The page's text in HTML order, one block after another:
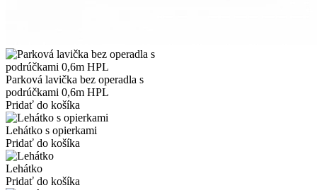
Parková lavička bez operadla s
podrúčkami 0,6m HPL
Pridať do košíka
Lehátko s opierkami
Pridať do košíka
Lehátko
Pridať do košíka